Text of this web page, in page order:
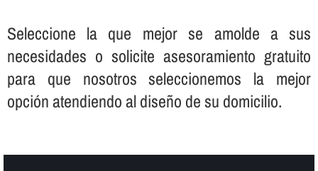
Seleccione la que mejor se amolde a sus
necesidades o solicite asesoramiento gratuito
para que nosotros seleccionemos la mejor
opción atendiendo al diseño de su domicilio.